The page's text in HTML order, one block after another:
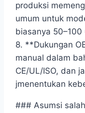
produksi
umum untuk
biasanya 50–100
8. **Dukungan
manual dalam
CE/UL/ISO, dan
jmenentukan
### Asumsi